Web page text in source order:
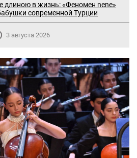
длиною в жизнь: «Феномен nene»
современной Турции
3 августа 2026